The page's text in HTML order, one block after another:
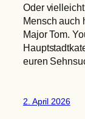
Oder
Mensch auch
Major Tom.
euren
2. April 2026